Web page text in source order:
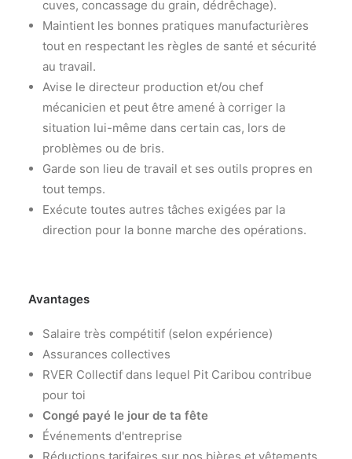
cuves, concassage du grain, dédrêchage).
Maintient les bonnes pratiques manufacturières
tout en respectant les règles de santé et sécurité
au travail.
Avise le directeur production et/ou chef
mécanicien et peut être amené à corriger la
situation lui-même dans certain cas, lors de
problèmes ou de bris.
Garde son lieu de travail et ses outils propres en
tout temps.
Exécute toutes autres tâches exigées par la
direction pour la bonne marche des opérations.
Avantages
Salaire très compétitif (selon expérience)
Assurances collectives
RVER Collectif dans lequel Pit Caribou contribue
pour toi
Congé payé le jour de ta fête
Événements d'entreprise